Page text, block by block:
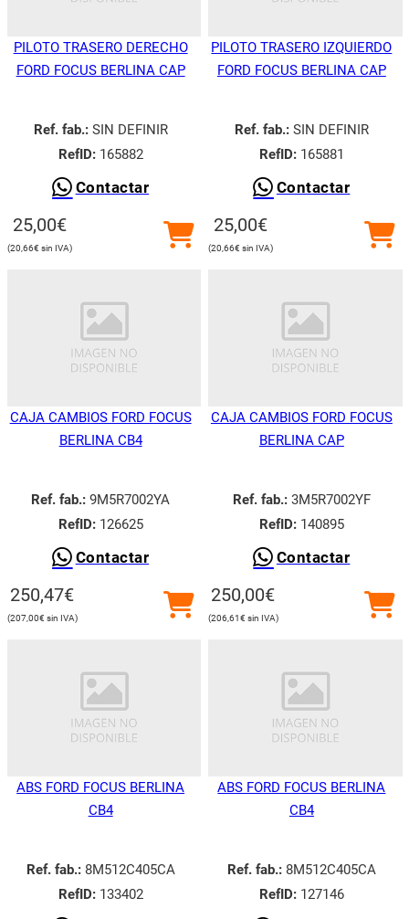
PILOTO TRASERO DERECHO
FORD FOCUS BERLINA CAP
Ref. fab.:SIN DEFINIR
RefID:165882
Contactar
25,00€
20,66€
PILOTO TRASERO IZQUIERDO
FORD FOCUS BERLINA CAP
Ref. fab.:SIN DEFINIR
RefID:165881
Contactar
25,00€
20,66€
CAJA CAMBIOS FORD FOCUS
BERLINA CB4
Ref. fab.: 9M5R7002YA
RefID:126625
Contactar
250,47€
207,00€
CAJA CAMBIOS FORD FOCUS
BERLINA CAP
Ref. fab.:3M5R7002YF
RefID:140895
Contactar
250,00€
206,61€
ABS FORD FOCUS BERLINA
CB4
Ref. fab.:8M512C405CA
RefID:133402
ABS FORD FOCUS BERLINA
CB4
Ref. fab.:8M512C405CA
RefID:127146